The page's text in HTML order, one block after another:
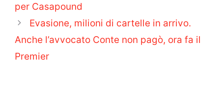
per Casapound
Evasione, milioni di cartelle in arrivo.
Anche l’avvocato Conte non pagò, ora fa il
Premier